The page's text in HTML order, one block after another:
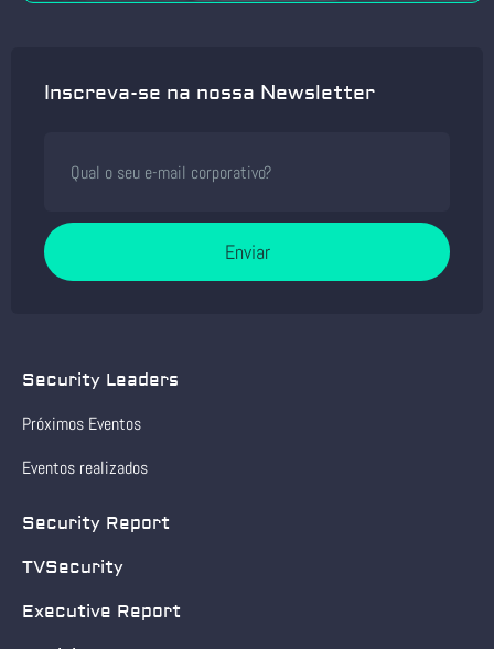
Inscreva-se na nossa Newsletter
Enviar
Security Leaders
Próximos Eventos
Eventos realizados
Security Report
TVSecurity
Executive Report